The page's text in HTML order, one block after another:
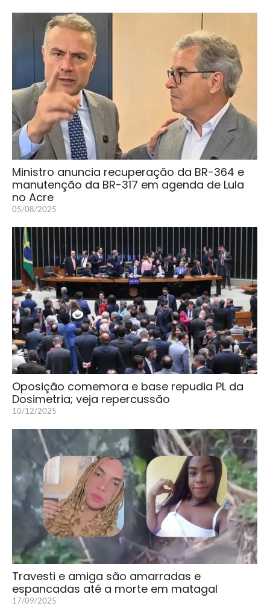
Ministro anuncia recuperação da BR-364 e
manutenção da BR-317 em agenda de Lula
no Acre
05/08/2025
Oposição comemora e base repudia PL da
Dosimetria; veja repercussão
10/12/2025
Travesti e amiga são amarradas e
espancadas até a morte em matagal
17/09/2025